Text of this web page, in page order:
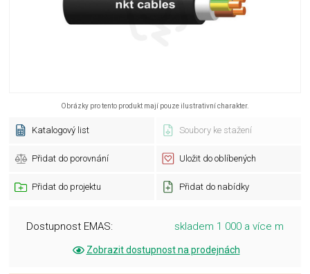
Obrázky pro tento produkt mají pouze ilustrativní charakter.
Katalogový list Soubory ke stažení
Přidat do porovnání Uložit do oblíbených
Přidat do projektu Přidat do nabídky
Dostupnost EMAS: skladem 1 000 a více m
Zobrazit dostupnost na prodejnách